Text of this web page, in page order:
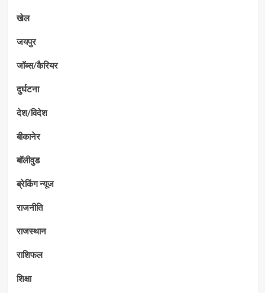
खेल
जयपुर
जॉब्स/कैरियर
दुर्घटना
देश/विदेश
बीकानेर
बॉलीवुड
ब्रेकिंग न्यूज
राजनीति
राजस्थान
राशिफल
शिक्षा